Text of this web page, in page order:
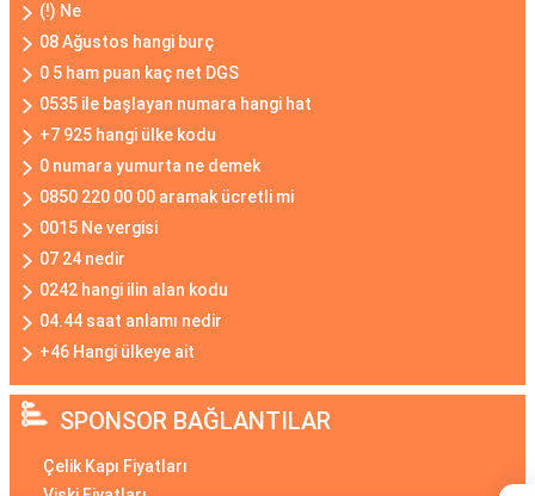
(!) Ne
08 Ağustos hangi burç
0 5 ham puan kaç net DGS
0535 ile başlayan numara hangi hat
+7 925 hangi ülke kodu
0 numara yumurta ne demek
0850 220 00 00 aramak ücretli mi
0015 Ne vergisi
07 24 nedir
0242 hangi ilin alan kodu
04.44 saat anlamı nedir
+46 Hangi ülkeye ait
SPONSOR BAĞLANTILAR
Çelik Kapı Fiyatları